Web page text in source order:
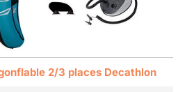
2/3 places Decathlon